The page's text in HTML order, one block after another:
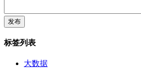
标签列表
大数据